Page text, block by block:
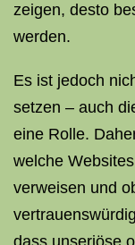
zeigen, desto
werden.
Es ist jedoch
setzen – auch
eine Rolle.
welche
verweisen und
dass unseriöse